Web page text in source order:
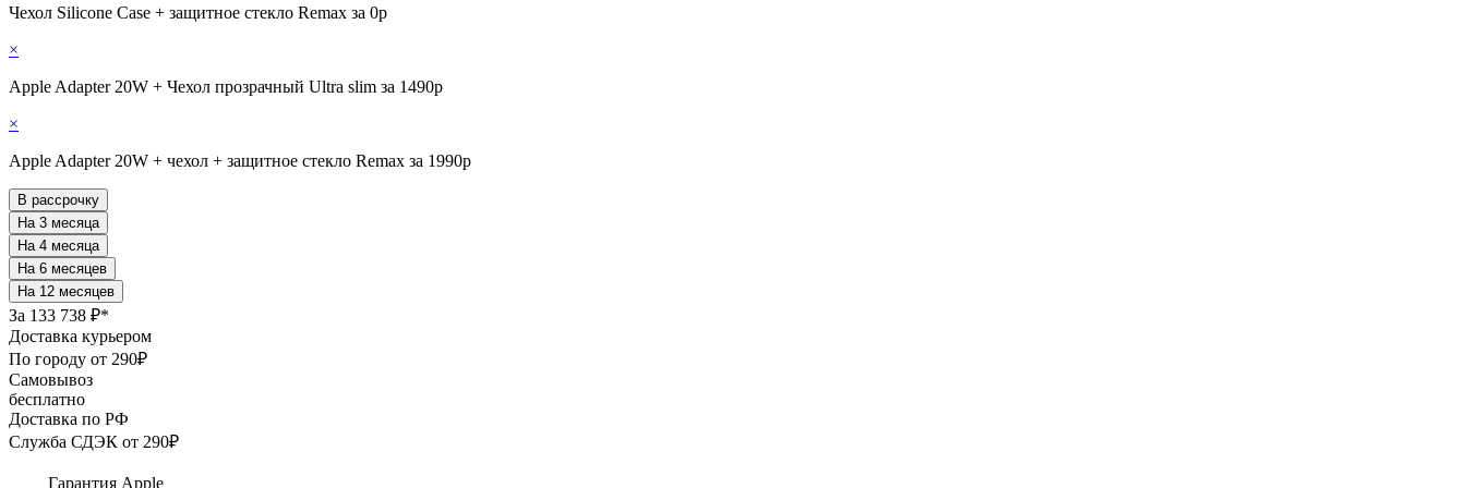
Чехол Silicone Case + защитное стекло Remax за 0р
×
Apple Adapter 20W + Чехол прозрачный Ultra slim за 1490р
×
Apple Adapter 20W + чехол + защитное стекло Remax за 1990р
В рассрочку
За 133 738 ₽*
Доставка курьером
По городу от 290₽
Самовывоз
бесплатно
Доставка по РФ
Служба СДЭК от 290₽
Гарантия Apple